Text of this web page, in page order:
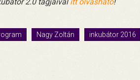
Nagy Zoltán inkubátor 2016